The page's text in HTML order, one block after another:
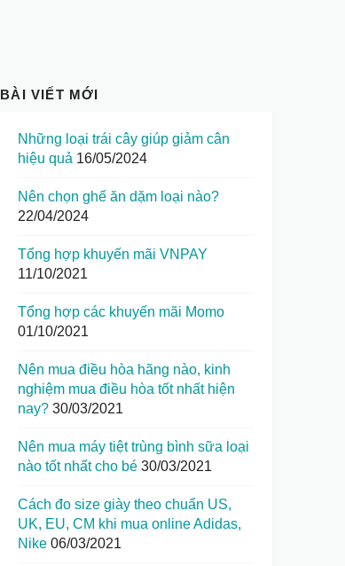
BÀI VIẾT MỚI
Những loại trái cây giúp giảm cân
hiệu quả 16/05/2024
Nên chọn ghế ăn dặm loại nào?
22/04/2024
Tổng hợp khuyến mãi VNPAY
11/10/2021
Tổng hợp các khuyến mãi Momo
01/10/2021
Nên mua điều hòa hãng nào, kinh
nghiệm mua điều hòa tốt nhất hiện
nay? 30/03/2021
Nên mua máy tiệt trùng bình sữa loại
nào tốt nhất cho bé 30/03/2021
Cách đo size giày theo chuẩn US,
UK, EU, CM khi mua online Adidas,
Nike 06/03/2021